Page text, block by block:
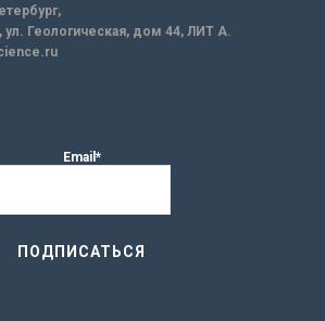
ул. Геологическая, дом 44, ЛИТ А.
Email*